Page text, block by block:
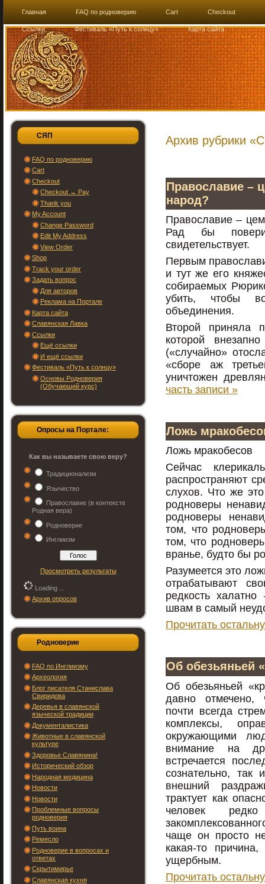
Главная FAQ по родноверию Cart Checkout
Ссылки Фестиваль «Путь к солнцу» Карта сайта
СЯП
FAQ по родноверию
Cart
Checkout
Checkout → Pay
Thank you
My Account
Change Password
Edit My Address
View Order
Shop
Track your order
Задать вопрос
Для авторов
Реклама на Портале
Карта сайта
Славянская Лавка
Ссылки
Ещё ссылки
И ещё ссылки
Фестиваль «Путь к солнцу»
Основы Родноверия
(Обучающий курс)
Опросы на Портале:
Как вы называете свою веру?
Традиционализм
Язычество
Православие (в контексте
Родная вера)
Родноверие
Инглиизм
Просмотреть результаты
Loading ...
Архив опросов
Родноверие
FAQ по Инглиизму
Археология
Блог писателя Станислава
Свиридова
Деревья в славянской
языческой традиции
Документалистика
Животные в славянской
культуре
Здоровье Славянина!
Исторический обзор
Народная медицина
Новости
Новости
Проблемные вопросы
родноверия
Путь воина
Ремесло
Родноверие в вопросах и
ответах
Скрытимирье
Славянская кухня
Архив рубрики
Православие –
народ?
Православие –
Рад бы
свидетельствует.
Первым
и тут же его
собираемых
убить, чтобы
объединения.
Второй приняла
которой
(«случайно»
«сборе аж
уничтожен
часть записи »
Ложь
Ложь мракобесов
Сейчас
распространяют
слухов. Что же
родноверы
родноверы
том, что
том, что
вранье, будто бы
Разумеется это
отрабатывают
редкость
швам в самый
Прочитать
Об обезьяньей
Об обезьяньей
давно отмечено,
почти всегда
комплексы,
окружающими
внимание на
встречается
сознательно, так
внешний
трактует как
человек
чаще он просто
какая-то
ущербным.
Прочитать